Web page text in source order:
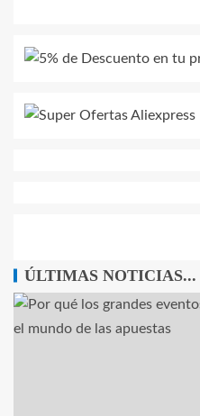
ÚLTIMAS NOTICIAS...